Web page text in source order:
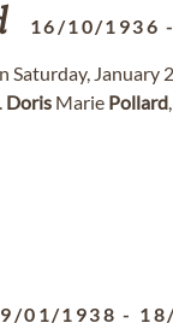
16/10/1936 -
Saturday, January
Doris Marie Pollard
01/1938 -